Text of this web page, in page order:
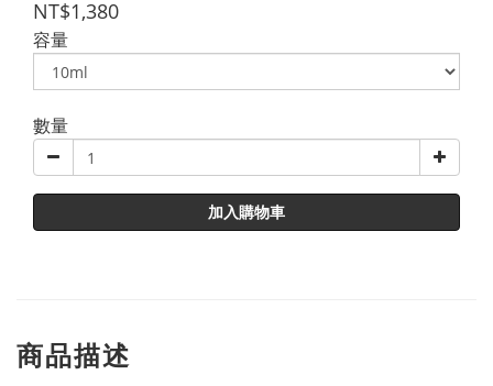
NT$1,380
容量
數量
加入購物車
商品描述